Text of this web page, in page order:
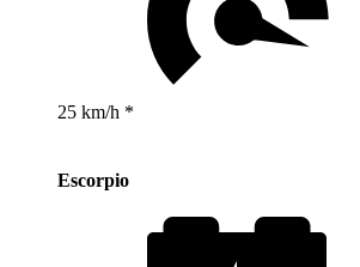
25 km/h *
Escorpio